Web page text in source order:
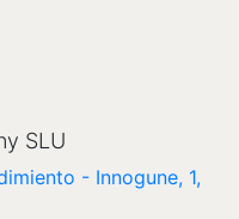
SLU
- Innogune, 1,